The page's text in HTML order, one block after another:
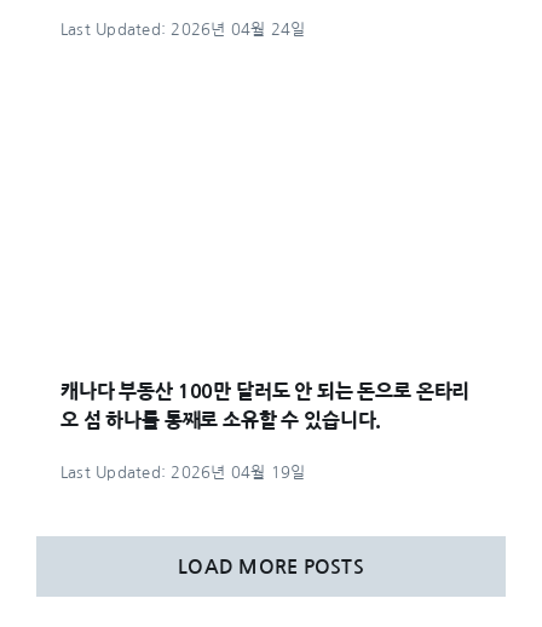
Last Updated: 2026년 04월 24일
캐나다 부동산 100만 달러도 안 되는 돈으로 온타리
오 섬 하나를 통째로 소유할 수 있습니다.
Last Updated: 2026년 04월 19일
LOAD MORE POSTS